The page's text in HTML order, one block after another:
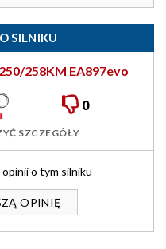
SILNIKU
258KM EA897evo
0
SZCZEGÓŁY
o tym silniku
OPINIĘ